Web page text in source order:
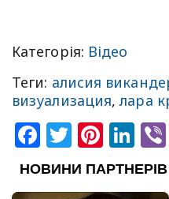
Категорія: Відео
Теги: алисия
визуализация,лара
Facebook
Twitter